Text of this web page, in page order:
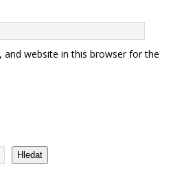
and website in this browser for the
Hledat